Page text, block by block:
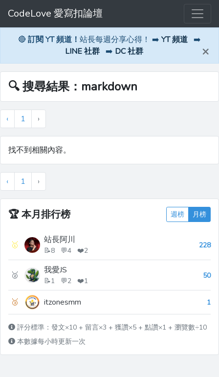
CodeLove 愛寫扣論壇
🔴 訂閱 YT 頻道！ 站長每週分享心得！ ➡️ YT 頻道 ➡️
LINE 社群 ➡️ DC 社群 ×
🔍 搜尋結果：markdown
‹ 1 ›
找不到相關內容。
‹ 1 ›
🏆本月排行榜 週榜 月榜
🥇 站長阿川
📝8 💬4 ❤️2
228
🥈 我愛JS
📝1 💬2 ❤️1
50
🥉 itzonesmm 1
評分標準：發文×10 + 留言×3 + 獲讚×5 + 點讚×1 + 瀏覽數÷10
本數據每小時更新一次